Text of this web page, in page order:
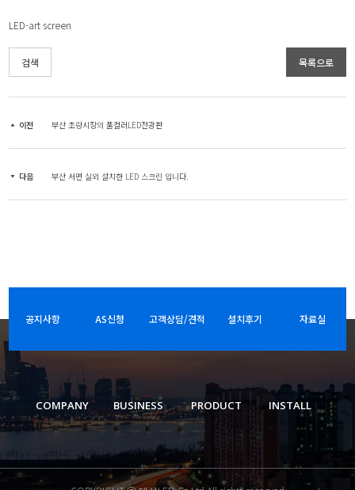
LED-art screen
검색 목록으로
이전 부산 초량시장의 풀컬러LED전광판
다음 부산 서면 실외 설치한 LED 스크린 입니다.
공지사항 AS신청 고객상담/견적 설치후기 자료실
COMPANY BUSINESS PRODUCT INSTALL